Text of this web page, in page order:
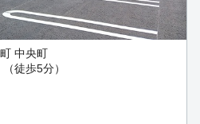
中央町
徒歩5分）